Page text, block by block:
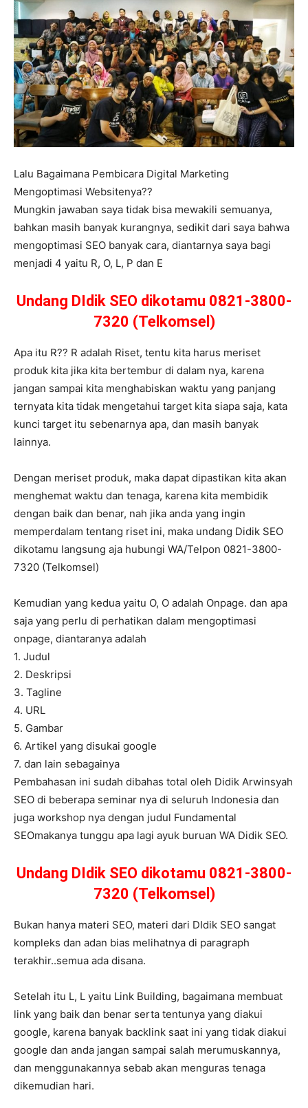
Lalu Bagaimana Pembicara Digital Marketing
Mengoptimasi Websitenya??
Mungkin jawaban saya tidak bisa mewakili semuanya,
bahkan masih banyak kurangnya, sedikit dari saya bahwa
mengoptimasi SEO banyak cara, diantarnya saya bagi
menjadi 4 yaitu R, O, L, P dan E
Undang DIdik SEO dikotamu 0821-3800-
7320 (Telkomsel)
Apa itu R?? R adalah Riset, tentu kita harus meriset
produk kita jika kita bertembur di dalam nya, karena
jangan sampai kita menghabiskan waktu yang panjang
ternyata kita tidak mengetahui target kita siapa saja, kata
kunci target itu sebenarnya apa, dan masih banyak
lainnya.
Dengan meriset produk, maka dapat dipastikan kita akan
menghemat waktu dan tenaga, karena kita membidik
dengan baik dan benar, nah jika anda yang ingin
memperdalam tentang riset ini, maka undang Didik SEO
dikotamu langsung aja hubungi WA/Telpon 0821-3800-
7320 (Telkomsel)
Kemudian yang kedua yaitu O, O adalah Onpage. dan apa
saja yang perlu di perhatikan dalam mengoptimasi
onpage, diantaranya adalah
1. Judul
2. Deskripsi
3. Tagline
4. URL
5. Gambar
6. Artikel yang disukai google
7. dan lain sebagainya
Pembahasan ini sudah dibahas total oleh Didik Arwinsyah
SEO di beberapa seminar nya di seluruh Indonesia dan
juga workshop nya dengan judul Fundamental
SEOmakanya tunggu apa lagi ayuk buruan WA Didik SEO.
Undang DIdik SEO dikotamu 0821-3800-
7320 (Telkomsel)
Bukan hanya materi SEO, materi dari DIdik SEO sangat
kompleks dan adan bias melihatnya di paragraph
terakhir..semua ada disana.
Setelah itu L, L yaitu Link Building, bagaimana membuat
link yang baik dan benar serta tentunya yang diakui
google, karena banyak backlink saat ini yang tidak diakui
google dan anda jangan sampai salah merumuskannya,
dan menggunakannya sebab akan menguras tenaga
dikemudian hari.